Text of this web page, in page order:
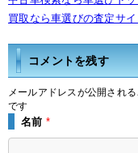
買取なら車選びの査定サ
コメントを残す
メールアドレスが公開される
です
名前 *